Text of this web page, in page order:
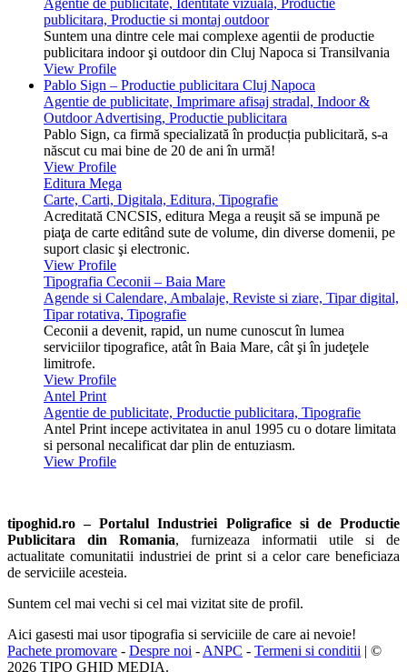
Agentie de publicitate, Identitate vizuala, Productie
publicitara, Productie si montaj outdoor
Suntem una dintre cele mai complexe agentii de productie
publicitara indoor şi outdoor din Cluj Napoca si Transilvania
View Profile
Pablo Sign – Productie publicitara Cluj Napoca
Agentie de publicitate, Imprimare afisaj stradal, Indoor &
Outdoor Advertising, Productie publicitara
Pablo Sign, ca firmă specializată în producția publicitară, s-a
născut cu mai bine de 20 de ani în urmă!
View Profile
Editura Mega
Carte, Carti, Digitala, Editura, Tipografie
Acreditată CNCSIS, editura Mega a reuşit să se impună pe
piaţa de carte editând sute de volume, din diverse domenii, pe
suport clasic şi electronic.
View Profile
Tipografia Ceconii – Baia Mare
Agende si Calendare, Ambalaje, Reviste si ziare, Tipar digital,
Tipar rotativa, Tipografie
Ceconii a devenit, rapid, un nume cunoscut în lumea
serviciilor tipografice, atât în Baia Mare, cât şi în judeţele
limitrofe.
View Profile
Antel Print
Agentie de publicitate, Productie publicitara, Tipografie
Antel Print incepe activitatea in anul 1995 cu o dotare limitata
si personal necalificat dar plin de entuziasm.
View Profile
tipoghid.ro – Portalul Industriei Poligrafice si de Productie
Publicitara din Romania, furnizeaza informatii utile si de
actualitate comunitatii industriei de print si a celor care beneficiaza
de serviciile acesteia.
Suntem cel mai vechi si cel mai vizitat site de profil.
Aici gasesti mai usor tipografia si serviciile de care ai nevoie!
Pachete promovare - Despre noi -ANPC - Termeni si conditii | ©
2026 TIPO GHID MEDIA.